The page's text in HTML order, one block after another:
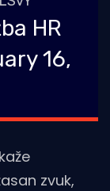
HR
16,
zvuk,